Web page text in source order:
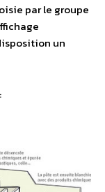
par le groupe
un